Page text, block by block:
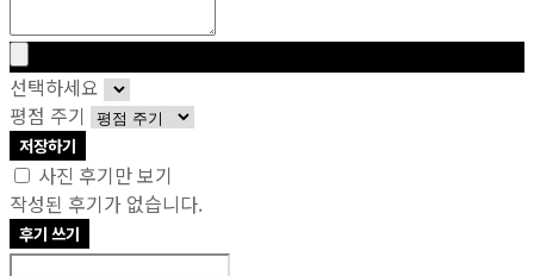
선택하세요
평점 주기
저장하기
사진 후기만 보기
작성된 후기가 없습니다.
후기 쓰기